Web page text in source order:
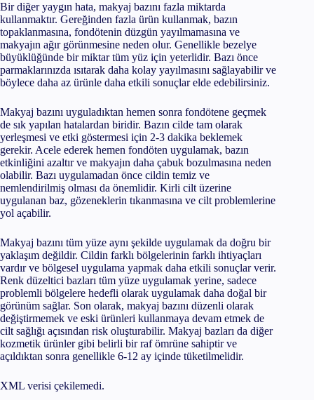
Bir diğer yaygın hata, makyaj bazını fazla miktarda
kullanmaktır. Gereğinden fazla ürün kullanmak, bazın
topaklanmasına, fondötenin düzgün yayılmamasına ve
makyajın ağır görünmesine neden olur. Genellikle bezelye
büyüklüğünde bir miktar tüm yüz için yeterlidir. Bazı önce
parmaklarınızda ısıtarak daha kolay yayılmasını sağlayabilir ve
böylece daha az ürünle daha etkili sonuçlar elde edebilirsiniz.
Makyaj bazını uyguladıktan hemen sonra fondötene geçmek
de sık yapılan hatalardan biridir. Bazın cilde tam olarak
yerleşmesi ve etki göstermesi için 2-3 dakika beklemek
gerekir. Acele ederek hemen fondöten uygulamak, bazın
etkinliğini azaltır ve makyajın daha çabuk bozulmasına neden
olabilir. Bazı uygulamadan önce cildin temiz ve
nemlendirilmiş olması da önemlidir. Kirli cilt üzerine
uygulanan baz, gözeneklerin tıkanmasına ve cilt problemlerine
yol açabilir.
Makyaj bazını tüm yüze aynı şekilde uygulamak da doğru bir
yaklaşım değildir. Cildin farklı bölgelerinin farklı ihtiyaçları
vardır ve bölgesel uygulama yapmak daha etkili sonuçlar verir.
Renk düzeltici bazları tüm yüze uygulamak yerine, sadece
problemli bölgelere hedefli olarak uygulamak daha doğal bir
görünüm sağlar. Son olarak, makyaj bazını düzenli olarak
değiştirmemek ve eski ürünleri kullanmaya devam etmek de
cilt sağlığı açısından risk oluşturabilir. Makyaj bazları da diğer
kozmetik ürünler gibi belirli bir raf ömrüne sahiptir ve
açıldıktan sonra genellikle 6-12 ay içinde tüketilmelidir.
XML verisi çekilemedi.